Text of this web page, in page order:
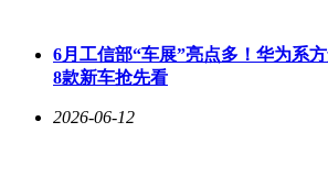
面对困境，长城汽车启动战略调整。品
焦SUV、越野和MPV市场；技术端组建
件通用化率。海外市场成为新增长点，
6月工信部“车展”亮点多！华为系
8款新车抢先看
2026-06-12